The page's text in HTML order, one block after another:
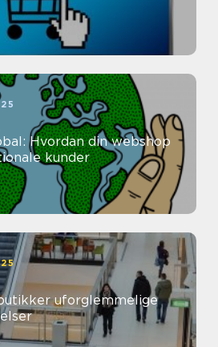
Hvordan din webshop
kunder
uforglemmelige